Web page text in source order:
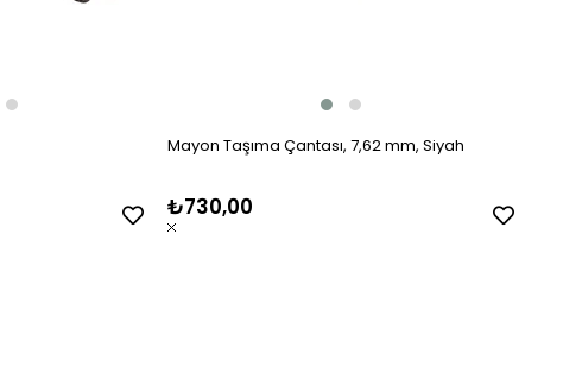
Mayon Taşıma Çantası, 7,62 mm, Siyah
₺730,00